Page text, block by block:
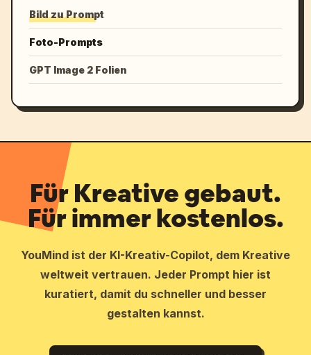
Bild zu Prompt
Foto-Prompts
GPT Image 2 Folien
Für Kreative gebaut.
Für immer kostenlos.
YouMind ist der KI-Kreativ-Copilot, dem Kreative
weltweit vertrauen. Jeder Prompt hier ist
kuratiert, damit du schneller und besser
gestalten kannst.